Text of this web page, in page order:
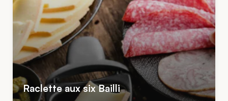
Raclette aux six Bailli